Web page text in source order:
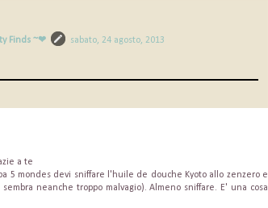
Finds ~❤
sabato, 24 agosto, 2013
a te
5 mondes devi sniffare l'huile de douche Kyoto allo zenzero e
neanche troppo malvagio). Almeno sniffare. E' una cosa